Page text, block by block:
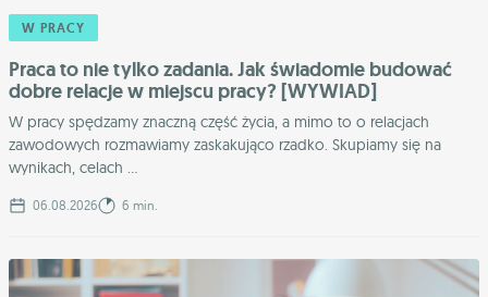
W PRACY
Praca to nie tylko zadania. Jak świadomie budować
dobre relacje w miejscu pracy? [WYWIAD]
W pracy spędzamy znaczną część życia, a mimo to o relacjach
zawodowych rozmawiamy zaskakująco rzadko. Skupiamy się na
wynikach, celach ...
06.08.2026 6 min.